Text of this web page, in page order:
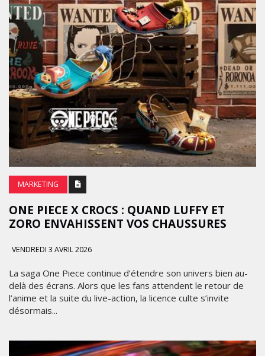
MARKETING
ONE PIECE X CROCS : QUAND LUFFY ET
ZORO ENVAHISSENT VOS CHAUSSURES
VENDREDI 3 AVRIL 2026
La saga One Piece continue d’étendre son univers bien au-
delà des écrans. Alors que les fans attendent le retour de
l’anime et la suite du live-action, la licence culte s’invite
désormais...